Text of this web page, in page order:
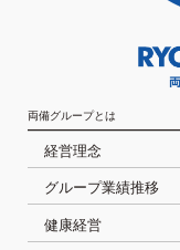
両備グループとは
経営理念
グループ業績推移
健康経営